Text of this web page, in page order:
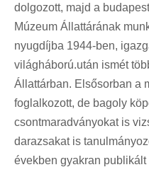
dolgozott, majd a
Múzeum Állattárának
nyugdíjba 1944-ben,
világháború.után ismét
Állattárban. Elsősorban a
foglalkozott, de bagoly
csontmaradványokat is
darazsakat is
években gyakran